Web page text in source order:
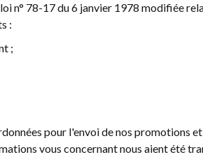
n° 78-17 du 6 janvier 1978 modifiée
:
;
pour l'envoi de nos promotions
vous concernant nous aient été